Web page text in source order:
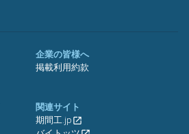
企業の皆様へ
掲載利用約款
関連サイト
期間工.jp